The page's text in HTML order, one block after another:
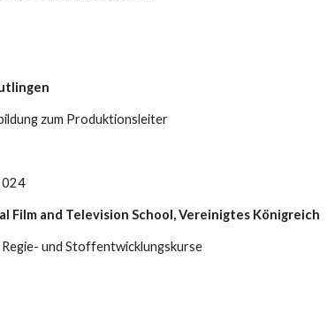
zum Produktionsleiter
Film and Television School, Vereinigtes Königreich
und Stoffentwicklungskurse